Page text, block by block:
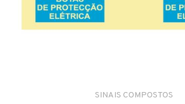
SINAIS COMPOSTOS